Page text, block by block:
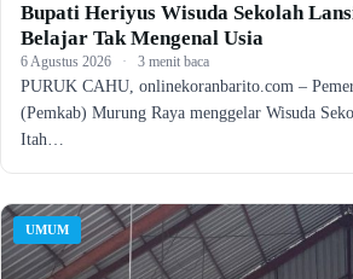
Bupati Heriyus Wisuda Sekolah
Belajar Tak Mengenal Usia
6 Agustus 2026 · 3 menit baca
PURUK CAHU, onlinekoranbarito.com –
(Pemkab) Murung Raya menggelar Wisuda
Itah…
UMUM